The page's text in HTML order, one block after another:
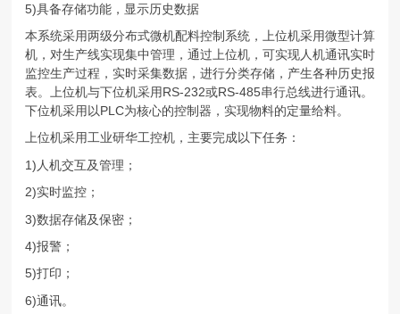
5)具备存储功能，显示历史数据
本系统采用两级分布式微机配料控制系统，上位机采用微型计算
机，对生产线实现集中管理，通过上位机，可实现人机通讯实时
监控生产过程，实时采集数据，进行分类存储，产生各种历史报
表。上位机与下位机采用RS-232或RS-485串行总线进行通讯。
下位机采用以PLC为核心的控制器，实现物料的定量给料。
上位机采用工业研华工控机，主要完成以下任务：
1)人机交互及管理；
2)实时监控；
3)数据存储及保密；
4)报警；
5)打印；
6)通讯。